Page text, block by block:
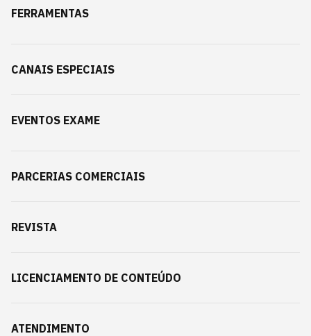
FERRAMENTAS
CANAIS ESPECIAIS
EVENTOS EXAME
PARCERIAS COMERCIAIS
REVISTA
LICENCIAMENTO DE CONTEÚDO
ATENDIMENTO